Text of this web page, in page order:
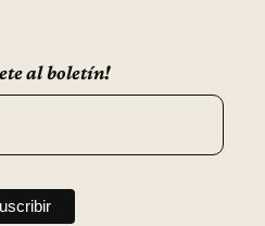
al boletín!